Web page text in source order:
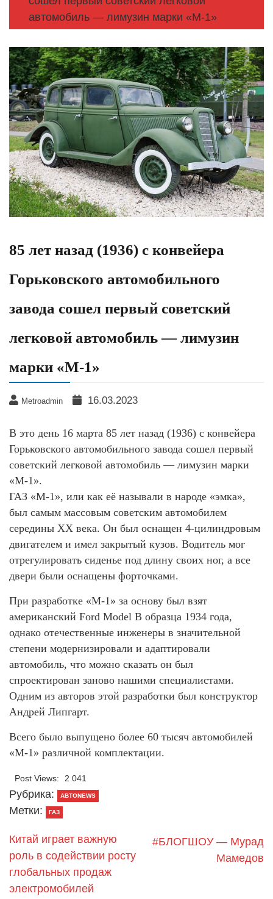
автомобиль — лимузин марки «М-1»
85 лет назад (1936) с конвейера
Горьковского автомобильного
завода сошел первый советский
легковой автомобиль — лимузин
марки «М-1»
Metroadmin 16.03.2023
В это день 16 марта 85 лет назад (1936) с конвейера
Горьковского автомобильного завода сошел первый
советский легковой автомобиль — лимузин марки
«М-1».
ГАЗ «М-1», или как её называли в народе «эмка»,
был самым массовым советским автомобилем
середины ХХ века. Он был оснащен 4-цилиндровым
двигателем и имел закрытый кузов. Водитель мог
отрегулировать сиденье под длину своих ног, а все
двери были оснащены форточками.
При разработке «М-1» за основу был взят
американский Ford Model B образца 1934 года,
однако отечественные инженеры в значительной
степени модернизировали и адаптировали
автомобиль, что можно сказать он был
спроектирован заново нашими специалистами.
Одним из авторов этой разработки был конструктор
Андрей Липгарт.
Всего было выпущено более 60 тысяч автомобилей
«М-1» различной комплектации.
Post Views: 2 041
Рубрика: АВТОNEWS
Метки: ГАЗ
Китай играет важную
роль в содействии росту
глобальных продаж
электромобилей
#БЛОГШОУ — Мурад
Мамедов